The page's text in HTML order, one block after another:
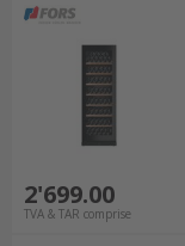
2'699.00
TVA & TAR comprise